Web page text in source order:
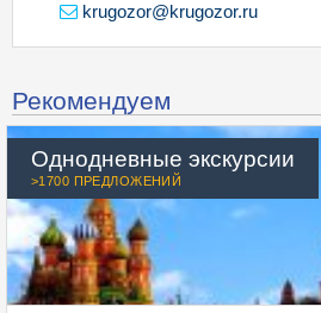
krugozor@krugozor.ru
Рекомендуем
Однодневные экскурсии
>1700 ПРЕДЛОЖЕНИЙ